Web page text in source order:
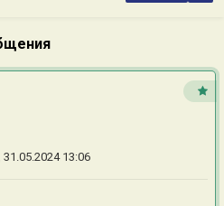
31.05.2024 13:06